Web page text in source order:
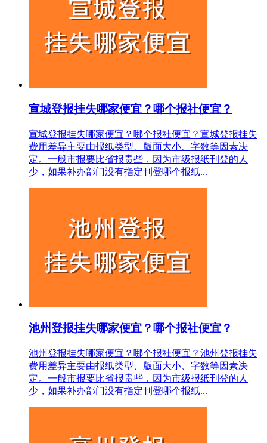
宣城登报挂失哪家便宜？哪个报社便宜？
宣城登报挂失哪家便宜？哪个报社便宜？宣城登报挂失
费用差异主要由报纸类型、版面大小、字数等因素决
定。一般市报要比省报贵些，因为市级报纸刊登的人
少，如果补办部门没有指定刊登哪个报纸...
池州登报挂失哪家便宜？哪个报社便宜？
池州登报挂失哪家便宜？哪个报社便宜？池州登报挂失
费用差异主要由报纸类型、版面大小、字数等因素决
定。一般市报要比省报贵些，因为市级报纸刊登的人
少，如果补办部门没有指定刊登哪个报纸...